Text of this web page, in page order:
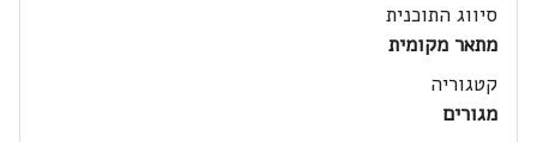
סיווג התוכנית
מתאר מקומית
קטגוריה
מגורים